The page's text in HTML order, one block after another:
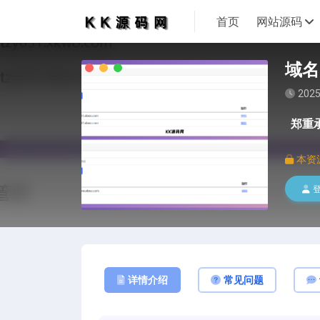
首页 网站源码
域
郑重
本资
详情介绍 常见问题